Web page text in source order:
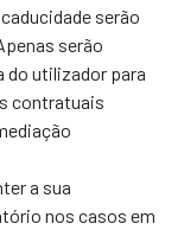
serão
serão
do utilizador para
contratuais
a sua
nos casos em